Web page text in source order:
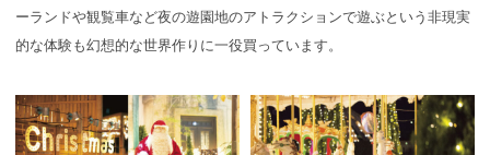
ーランドや観覧車など夜の遊園地のアトラクションで遊ぶという非現実
的な体験も幻想的な世界作りに一役買っています。